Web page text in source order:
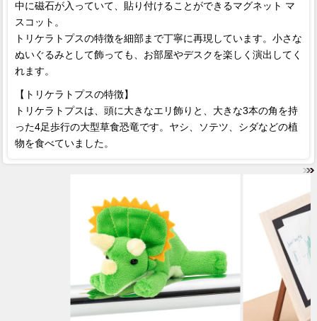
中に磁石が入っていて、貼り付けることができるマグネット マ
スコット。
トリケラトプスの特徴を細部まで丁寧に再現しています。小さな
ぬいぐるみとして飾っても、お部屋やデスクを楽しく演出してく
れます。
【トリケラトプスの特徴】
トリケラトプスは、頭に大きなエリ飾りと、大きな3本の角を持
った4足歩行の大型草食恐竜です。ヤシ、ソテツ、シダなどの植
物を食べていました。